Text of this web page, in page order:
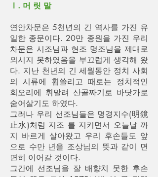
Ⅰ. 머 릿 말
연안차문은 5천년의 긴 역사를 가진 유
일한 종문이다. 20만 종원을 가진 우리
차문은 시조님과 현조 명조님을 제대로
뫼시지 못하였음을 부끄럽게 생각해 왔
다. 지난 천년의 긴 세월동안 정치 사회
의 시류에 휩쓸리고 때로는 정치적인
회오리에 휘말려 산골짜기로 바닷가로
숨어살기도 하였다.
그러나 우리 선조님들은 명경지수(明鏡
止水)처럼 지조 를 지키면서 오늘날 까
지 바르게 살아왔고 우리 후손들도 앞
으로 수만 년을 조상님의 뜻과 같이 면
면히 이어갈 것이다.
그간에 선조님을 잘 배향치 못한 후손